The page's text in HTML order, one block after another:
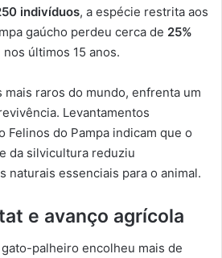
indivíduos, a espécie restrita aos
gaúcho perdeu cerca de 25%
nos últimos 15 anos.
mais raros do mundo, enfrenta um
Levantamentos
Felinos do Pampa indicam que o
da silvicultura reduziu
naturais essenciais para o animal.
e avanço agrícola
palheiro encolheu mais de